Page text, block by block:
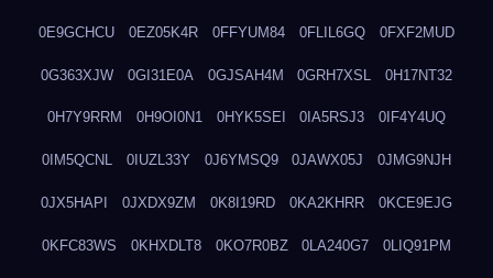
0E9GCHCU 0EZ05K4R 0FFYUM84 0FLIL6GQ 0FXF2MUD
0G363XJW 0GI31E0A 0GJSAH4M 0GRH7XSL 0H17NT32
0H7Y9RRM 0H9OI0N1 0HYK5SEI 0IA5RSJ3 0IF4Y4UQ
0IM5QCNL 0IUZL33Y 0J6YMSQ9 0JAWX05J 0JMG9NJH
0JX5HAPI 0JXDX9ZM 0K8I19RD 0KA2KHRR 0KCE9EJG
0KFC83WS 0KHXDLT8 0KO7R0BZ 0LA240G7 0LIQ91PM